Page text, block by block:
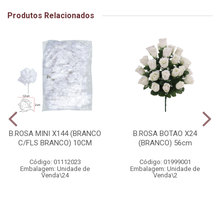
Produtos Relacionados
B.ROSA MINI X144 (BRANCO
C/FLS BRANCO) 10CM
Código: 01112023
Embalagem: Unidade de
Venda\24
B.ROSA BOTAO X24
(BRANCO) 56cm
Código: 01999001
Embalagem: Unidade de
Venda\2